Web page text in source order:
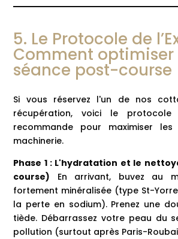
5. Le Protocole de
Comment optimiser
séance post-course
Si vous réservez l'un de nos
récupération, voici le
recommande pour maximiser
machinerie.
Phase 1 : L'hydratation et le
course) En arrivant, buvez au
fortement minéralisée (type St-
la perte en sodium). Prenez une
tiède. Débarrassez votre peau du
pollution (surtout après Paris-